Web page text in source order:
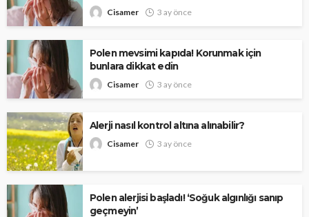
Cisamer 3 ay önce
Polen mevsimi kapıda! Korunmak için
bunlara dikkat edin
Cisamer 3 ay önce
Alerji nasıl kontrol altına alınabilir?
Cisamer 3 ay önce
Polen alerjisi başladı! ‘Soğuk algınlığı sanıp
geçmeyin’